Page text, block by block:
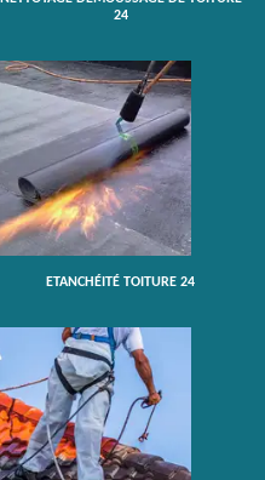
24
ETANCHÉITÉ TOITURE 24